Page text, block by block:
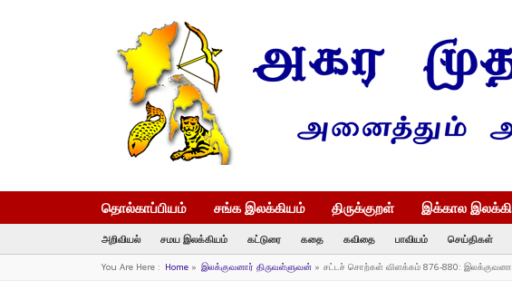
தொல்காப்பியம் சங்க இலக்கியம் திருக்குறள் இக்கால
அறிவியல் சமய இலக்கியம் கட்டுரை கதை கவிதை பாவியம் செய்திகள்
You Are Here : Home» இலக்குவனார் திருவள்ளுவன்» சட்டச் சொற்கள் விளக்கம் 876-880: